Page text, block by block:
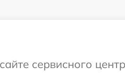
сервисного